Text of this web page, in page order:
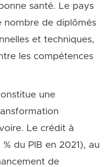
santé. Le pays
nombre de diplômés
et techniques,
les compétences
une
Le crédit à
% du PIB en 2021), au
de